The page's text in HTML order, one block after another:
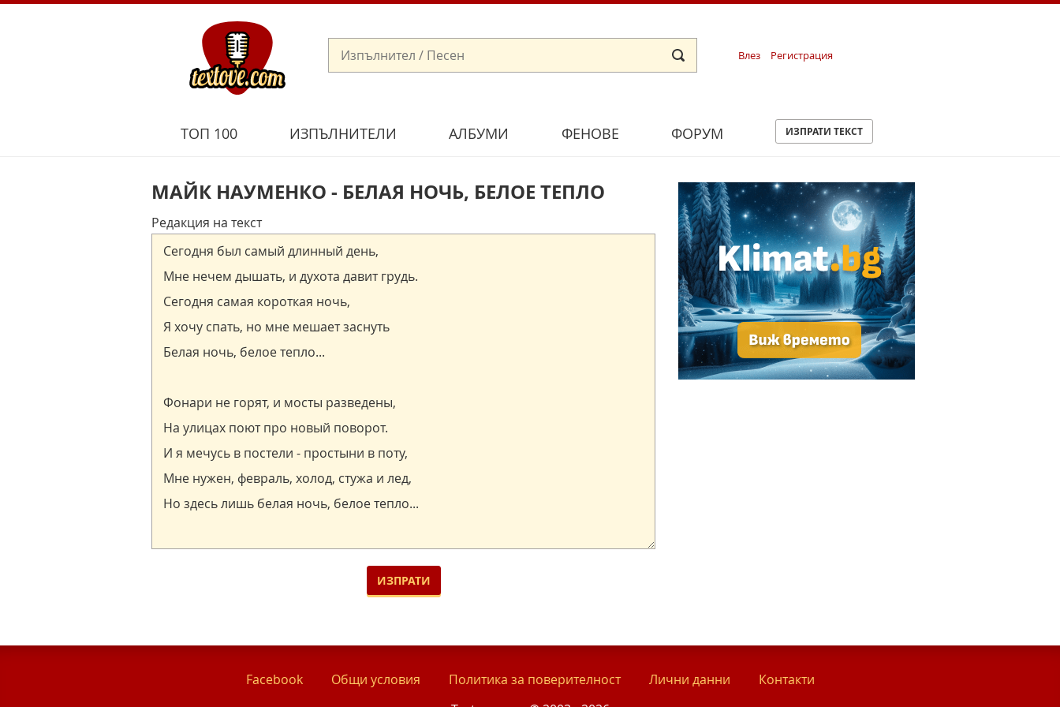
Влез Регистрация
ТОП 100 ИЗПЪЛНИТЕЛИ АЛБУМИ ФЕНОВЕ ФОРУМ ИЗПРАТИ ТЕКСТ
МАЙК НАУМЕНКО - БЕЛАЯ НОЧЬ, БЕЛОЕ ТЕПЛО
Редакция на текст
Facebook Общи условия Политика за поверителност Лични данни
Контакти